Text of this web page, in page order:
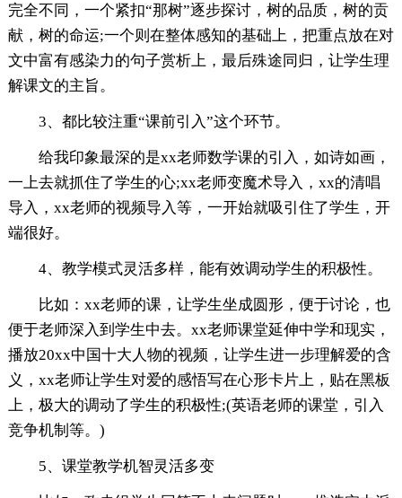
完全不同，一个紧扣“那树”逐步探讨，树的品质，树的贡
献，树的命运;一个则在整体感知的基础上，把重点放在对
文中富有感染力的句子赏析上，最后殊途同归，让学生理
解课文的主旨。
3、都比较注重“课前引入”这个环节。
给我印象最深的是xx老师数学课的引入，如诗如画，
一上去就抓住了学生的心;xx老师变魔术导入，xx的清唱
导入，xx老师的视频导入等，一开始就吸引住了学生，开
端很好。
4、教学模式灵活多样，能有效调动学生的积极性。
比如：xx老师的课，让学生坐成圆形，便于讨论，也
便于老师深入到学生中去。xx老师课堂延伸中学和现实，
播放20xx中国十大人物的视频，让学生进一步理解爱的含
义，xx老师让学生对爱的感悟写在心形卡片上，贴在黑板
上，极大的调动了学生的积极性;(英语老师的课堂，引入
竞争机制等。)
5、课堂教学机智灵活多变